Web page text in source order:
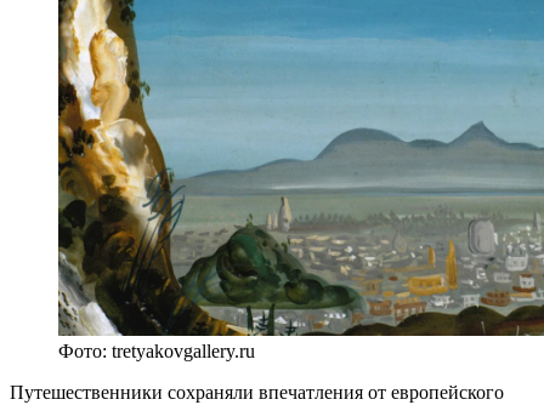
Фото: tretyakovgallery.ru
Путешественники сохраняли впечатления от европейского